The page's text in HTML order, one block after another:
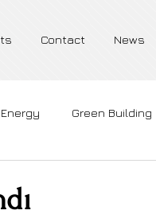
Contact News
Energy Green Building